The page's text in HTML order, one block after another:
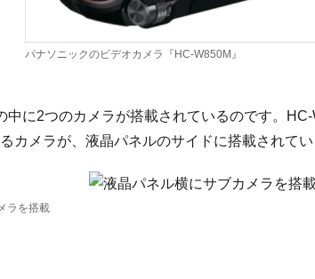
パナソニックのビデオカメラ『HC-W850M』
中に2つのカメラが搭載されているのです。
カメラが、液晶パネルのサイドに搭載されてい
ラを搭載